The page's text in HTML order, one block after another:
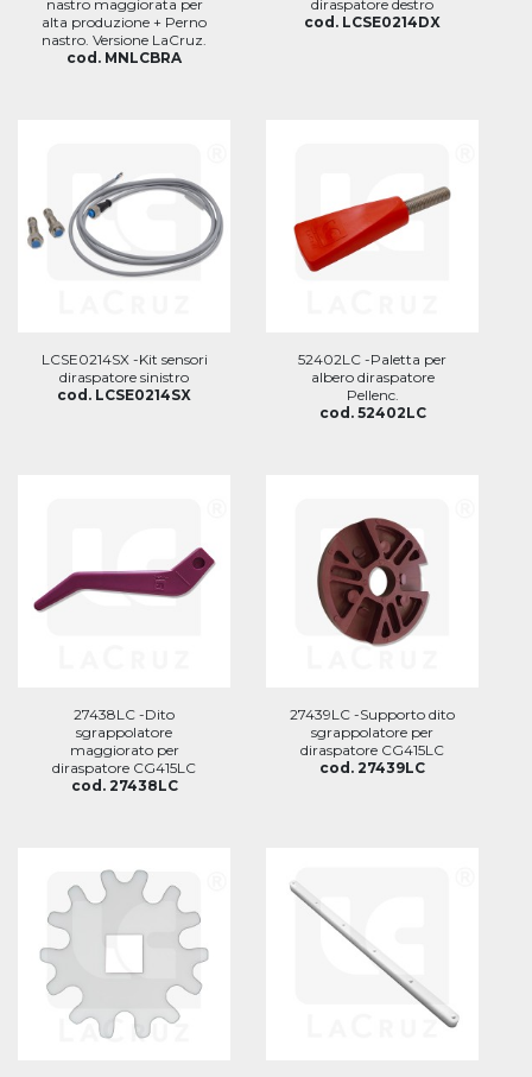
nastro maggiorata per
alta produzione + Perno
nastro. Versione LaCruz.
cod. MNLCBRA
diraspatore destro
cod. LCSE0214DX
LCSE0214SX -Kit sensori
diraspatore sinistro
cod. LCSE0214SX
52402LC -Paletta per
albero diraspatore
Pellenc.
cod. 52402LC
27438LC -Dito
sgrappolatore
maggiorato per
diraspatore CG415LC
cod. 27438LC
27439LC -Supporto dito
sgrappolatore per
diraspatore CG415LC
cod. 27439LC